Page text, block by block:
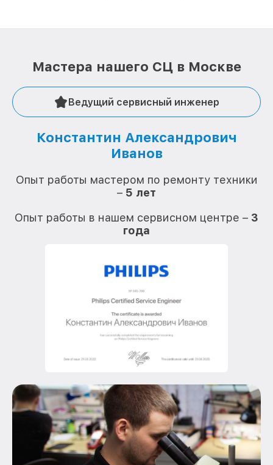
Мастера нашего СЦ в Москве
Ведущий сервисный инженер
Константин Александрович
Иванов
Опыт работы мастером по ремонту техники
– 5 лет
Опыт работы в нашем сервисном центре – 3
года